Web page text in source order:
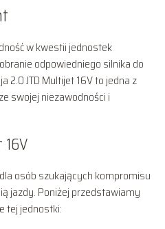
w kwestii jednostek
odpowiedniego silnika do
2.0 JTD Multijet 16V to jedna z
swojej niezawodności i
osób szukających kompromisu
jazdy. Poniżej przedstawiamy
tej jednostki: